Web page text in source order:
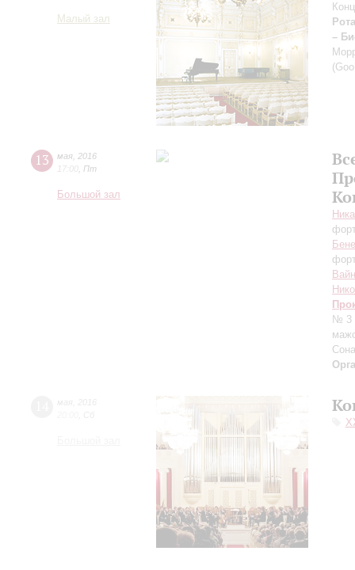
Малый зал
Рота
–
13 мая 2016
17:00 Пт
Большой зал
№ 3